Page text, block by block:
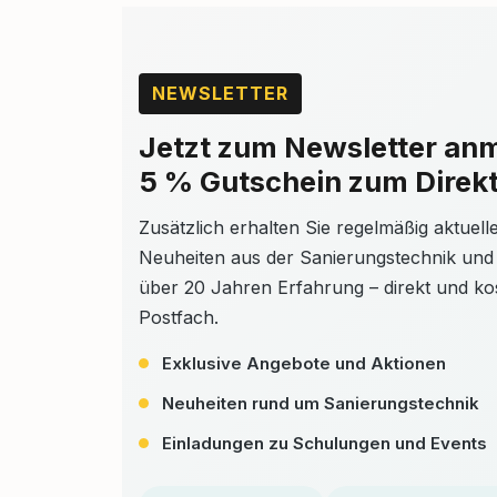
Sanftanlauf: Schont das Gerät
und verlängert die
Lebensdauer des
Motors.Stufenlose
Leistungsregelung: Flexible
Anpassung der Saugleistung an
die jeweiligen
zähler: Hilft bei der
Wartungsplanung und
lanzeige: Gewährleistet
optimale
reinigendes HDPE-Gehäuse:
Robust und
pflegeleicht.Anwendungsbereic
he: Unterdruckhaltung in
faserkontaminierten
Schwarzbereichen gemäß
NEWSLETTER
Jetzt zum Newsletter
5 % Gutschein zum
Zusätzlich erhalten Sie regelmäßig
Neuheiten aus der Sanierungstechnik
über 20 Jahren Erfahrung – direkt und
Postfach.
Exklusive Angebote und Aktionen
Neuheiten rund um Sanierungstechnik
Einladungen zu Schulungen und Events